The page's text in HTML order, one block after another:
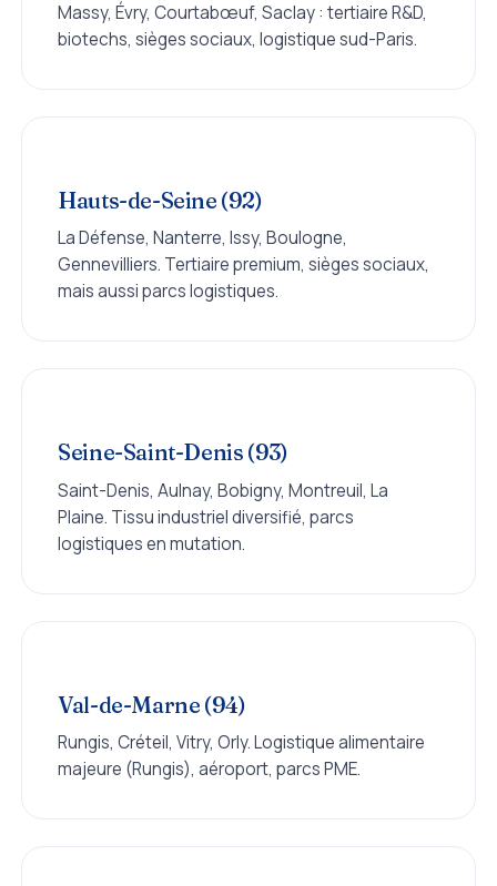
Massy, Évry, Courtabœuf, Saclay : tertiaire R&D,
biotechs, sièges sociaux, logistique sud-Paris.
Hauts-de-Seine (92)
La Défense, Nanterre, Issy, Boulogne,
Gennevilliers. Tertiaire premium, sièges sociaux,
mais aussi parcs logistiques.
Seine-Saint-Denis (93)
Saint-Denis, Aulnay, Bobigny, Montreuil, La
Plaine. Tissu industriel diversifié, parcs
logistiques en mutation.
Val-de-Marne (94)
Rungis, Créteil, Vitry, Orly. Logistique alimentaire
majeure (Rungis), aéroport, parcs PME.